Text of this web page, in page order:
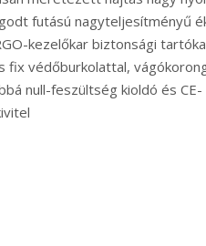
futású nagyteljesítményű
kezelőkar biztonsági
fix védőburkolattal,
null-feszültség kioldó és